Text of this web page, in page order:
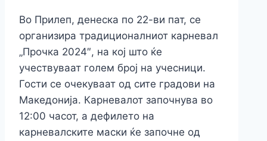
Во Прилеп, денеска по 22-ви пат, се
организира традиционалниот карневал
„Прочка 2024″, на кој што ќе
учествуваат голем број на учесници.
Гости се очекуваат од сите градови на
Македонија. Карневалот започнува во
12:00 часот, а дефилето на
карневалските маски ќе започне од